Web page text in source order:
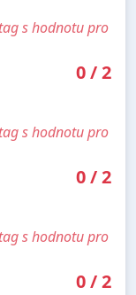
s hodnotu pro
0/2
s hodnotu pro
0/2
s hodnotu pro
0/2